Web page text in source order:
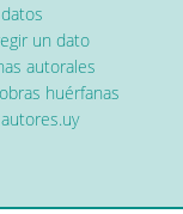
un dato
autorales
huérfanas